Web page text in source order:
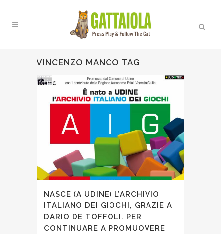
VINCENZO MANCO TAG
NASCE (A UDINE) L’ARCHIVIO
ITALIANO DEI GIOCHI, GRAZIE A
DARIO DE TOFFOLI. PER
CONTINUARE A PROMUOVERE